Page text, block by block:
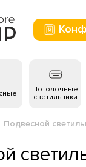
Потолочные
светильники
Подвесной